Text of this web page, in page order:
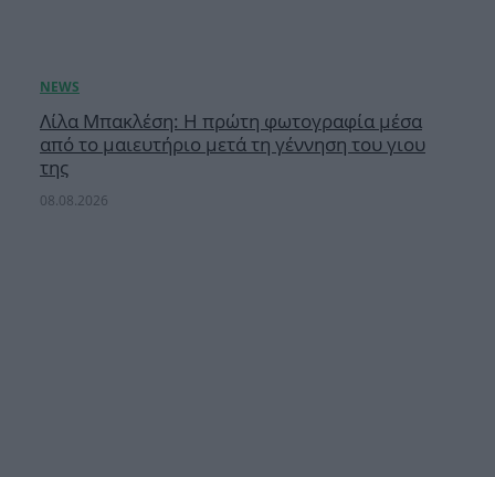
Λίλα Μπακλέση: Η πρώτη φωτογραφία μέσα
από το μαιευτήριο μετά τη γέννηση του γιου
της
08.08.2026